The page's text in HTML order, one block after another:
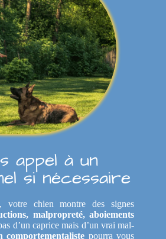
appel à un
si nécessaire
votre chien montre des signes
malpropreté, aboiements
d’un caprice mais d’un vrai mal-
comportementaliste pourra vous